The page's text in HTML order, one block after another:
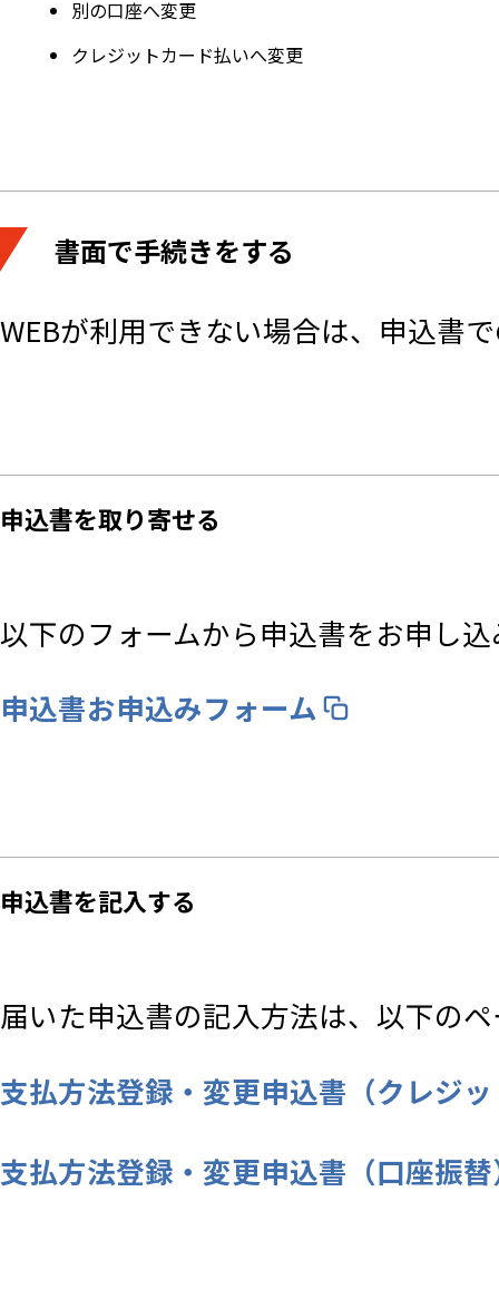
別の口座へ変更
クレジットカード払いへ変更
書面で手続きをする
WEBが利用できない場合は、申込書
申込書を取り寄せる
以下のフォームから申込書をお申し
申込書お申込みフォーム
申込書を記入する
届いた申込書の記入方法は、以下の
支払方法登録・変更申込書（クレジ
支払方法登録・変更申込書（口座振